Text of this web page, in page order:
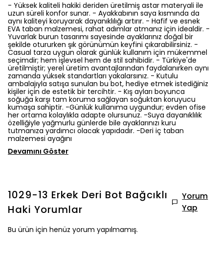
- Yüksek kaliteli hakiki deriden üretilmiş astar materyali ile
uzun süreli konfor sunar. - Ayakkabının saya kısmında da
aynı kaliteyi koruyarak dayanıklılığı artırır. - Hafif ve esnek
EVA taban malzemesi, rahat adımlar atmanız için idealdir. -
Yuvarlak burun tasarımı sayesinde ayaklarınız doğal bir
şekilde otururken şık görünümün keyfini çıkarabilirsiniz. -
Casual tarza uygun olarak günlük kullanım için mükemmel
seçimdir; hem işlevsel hem de stil sahibidir. - Türkiye'de
üretilmiştir; yerel üretim avantajlarından faydalanırken aynı
zamanda yüksek standartları yakalarsınız. - Kutulu
ambalajıyla satışa sunulan bu bot, hediye etmek istediğiniz
kişiler için de estetik bir tercihtir. - Kış ayları boyunca
soğuğa karşı tam koruma sağlayan soğuktan koruyucu
kumaşa sahiptir. -Günlük kullanıma uygundur; evden ofise
her ortama kolaylıkla adapte olursunuz. -Suya dayanıklılık
özelliğiyle yağmurlu günlerde bile ayaklarınızı kuru
tutmanıza yardımcı olacak yapıdadır. -Deri iç taban
malzemesi ayağını
Devamını Göster
1029-13 Erkek Deri Bot Bağcıklı
Haki Yorumlar
Yorum
Yap
Bu ürün için henüz yorum yapılmamış.